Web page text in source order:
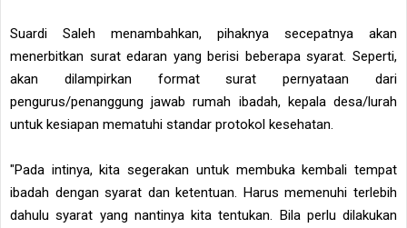
Suardi Saleh menambahkan, pihaknya secepatnya akan
menerbitkan surat edaran yang berisi beberapa syarat. Seperti,
akan dilampirkan format surat pernyataan dari
pengurus/penanggung jawab rumah ibadah, kepala desa/lurah
untuk kesiapan mematuhi standar protokol kesehatan.
"Pada intinya, kita segerakan untuk membuka kembali tempat
ibadah dengan syarat dan ketentuan. Harus memenuhi terlebih
dahulu syarat yang nantinya kita tentukan. Bila perlu dilakukan